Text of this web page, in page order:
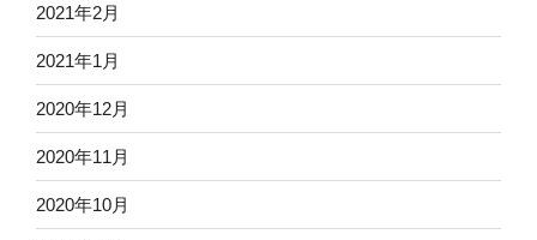
2021年2月
2021年1月
2020年12月
2020年11月
2020年10月